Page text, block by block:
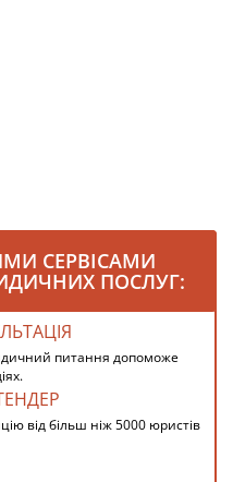
СЕРВІСАМИ
ПОСЛУГ:
питання допоможе
від більш ніж 5000 юристів